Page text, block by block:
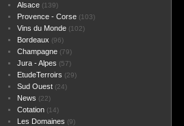
Alsace(139)
Provence - Corse(103)
Vins du Monde(102)
Bordeaux (96)
Champagne(79)
Jura - Alpes (57)
EtudeTerroirs (29)
Sud Ouest(24)
News (22)
Cotation(14)
Les Domaines (9)